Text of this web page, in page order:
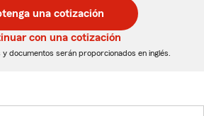
una cotización
con una cotización
y documentos serán proporcionados en inglés.